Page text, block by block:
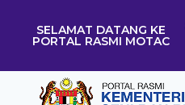
SELAMAT DATANG KE
PORTAL RASMI MOTAC